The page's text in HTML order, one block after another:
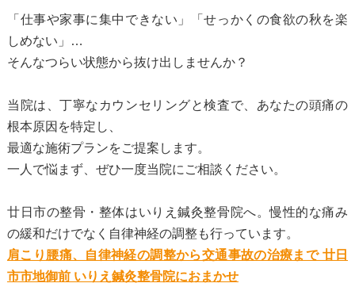
「仕事や家事に集中できない」「せっかくの食欲の秋を楽
しめない」…
そんなつらい状態から抜け出しませんか？
当院は、丁寧なカウンセリングと検査で、あなたの頭痛の
根本原因を特定し、
最適な施術プランをご提案します。
一人で悩まず、ぜひ一度当院にご相談ください。
廿日市の整骨・整体はいりえ鍼灸整骨院へ。慢性的な痛み
の緩和だけでなく自律神経の調整も行っています。
肩こり腰痛、自律神経の調整から交通事故の治療まで 廿日
市市地御前 いりえ鍼灸整骨院におまかせ